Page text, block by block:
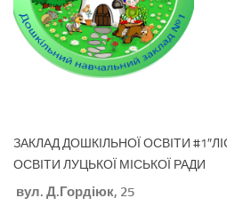
ЗАКЛАД ДОШКІЛЬНОЇ ОСВІТИ
ОСВІТИ ЛУЦЬКОЇ МІСЬКОЇ РАДИ
вул. Д.Гордіюк, 25